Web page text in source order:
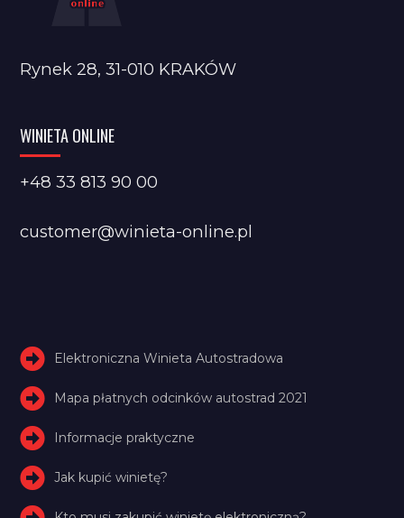
Rynek 28, 31-010 KRAKÓW
WINIETA ONLINE
+48 33 813 90 00
customer@winieta-online.pl
Elektroniczna Winieta Autostradowa
Mapa płatnych odcinków autostrad 2021
Informacje praktyczne
Jak kupić winietę?